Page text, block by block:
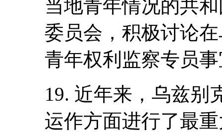
当地青年情况的共
委员会，积极讨论
青年权利监察专员
19. 近年来，乌兹别
运作方面进行了最